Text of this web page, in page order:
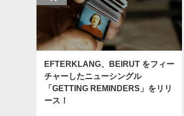
EFTERKLANG、BEIRUT をフィー
チャーしたニューシングル
「GETTING REMINDERS」をリリ
ース！